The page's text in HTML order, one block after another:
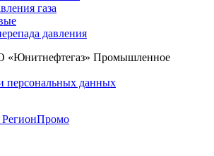
газа
давления
Промышленное
персональных данных
РегионПромо